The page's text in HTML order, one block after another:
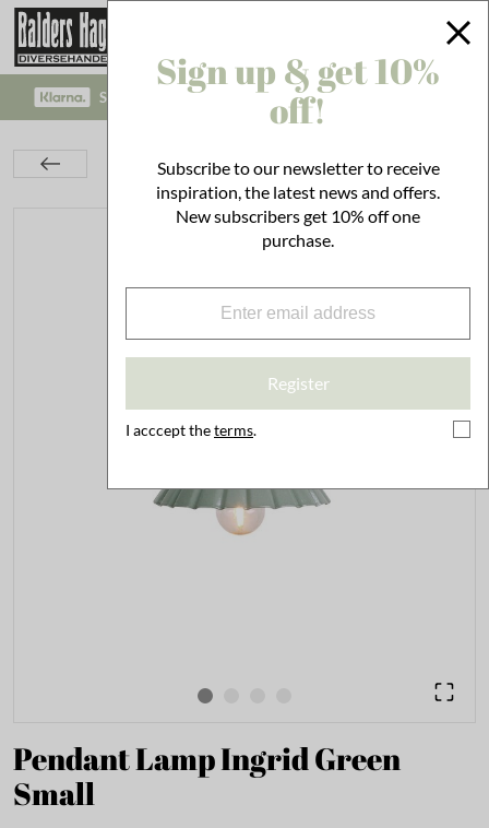
SAFE PAYMENT WITH KLARNA CHECKOUT!
Pendant Lamp Ingrid Green Small
Pendant Lamp Ingrid Green
Small
Sign up & get 10%
off!
Subscribe to our newsletter to receive
inspiration, the latest news and offers.
New subscribers get 10% off one
purchase.
Register
I acccept theterms.